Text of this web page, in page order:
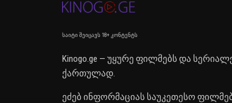
საიტი შეიცავს 18+ კონტენტს
Kinogo.ge — უყურე ფილმებს და
ქართულად.
ეძებ ინფორმაციას საუკეთესო